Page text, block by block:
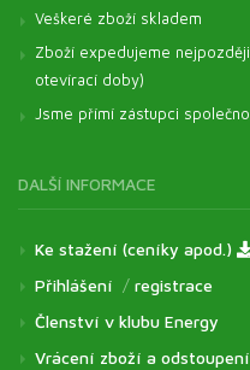
Veškeré zboží skladem
Zboží expedujeme
otevírací doby)
Jsme přímí zástupci
DALŠÍ INFORMACE
Ke stažení (ceníky apod.)
Přihlášení / registrace
Členství v klubu Energy
Vrácení zboží a